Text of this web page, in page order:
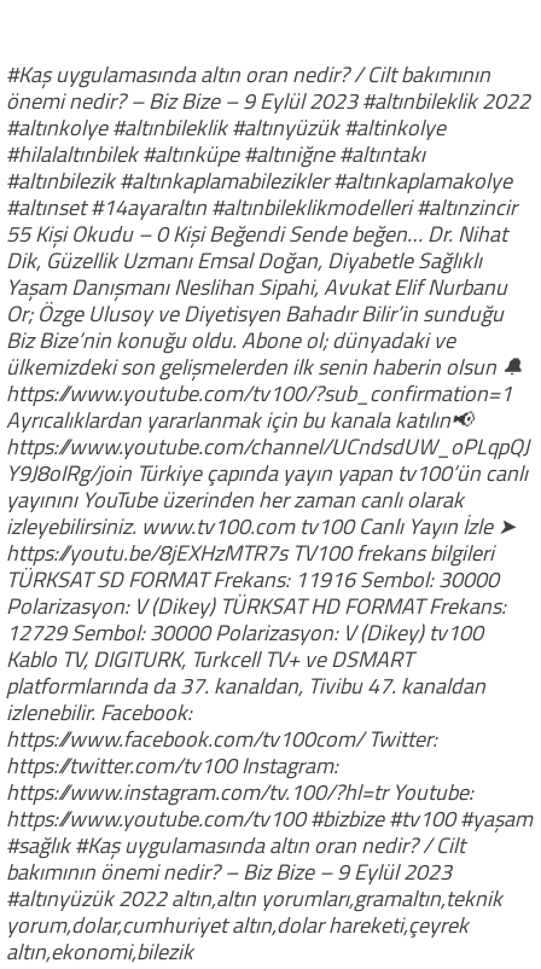
#Kaş uygulamasında altın oran nedir? / Cilt bakımının
önemi nedir? – Biz Bize – 9 Eylül 2023 #altınbileklik 2022
#altınkolye #altınbileklik #altınyüzük #altinkolye
#hilalaltınbilek #altınküpe #altıniğne #altıntakı
#altınbilezik #altınkaplamabilezikler #altınkaplamakolye
#altınset #14ayaraltın #altınbileklikmodelleri #altınzincir
55 Kişi Okudu – 0 Kişi Beğendi Sende beğen… Dr. Nihat
Dik, Güzellik Uzmanı Emsal Doğan, Diyabetle Sağlıklı
Yaşam Danışmanı Neslihan Sipahi, Avukat Elif Nurbanu
Or; Özge Ulusoy ve Diyetisyen Bahadır Bilir’in sunduğu
Biz Bize’nin konuğu oldu. Abone ol; dünyadaki ve
ülkemizdeki son gelişmelerden ilk senin haberin olsun 🔔
https://www.youtube.com/tv100/?sub_confirmation=1
Ayrıcalıklardan yararlanmak için bu kanala katılın📢
https://www.youtube.com/channel/UCndsdUW_oPLqpQJ
Y9J8oIRg/join Türkiye çapında yayın yapan tv100’ün canlı
yayınını YouTube üzerinden her zaman canlı olarak
izleyebilirsiniz. www.tv100.com tv100 Canlı Yayın İzle ➤
https://youtu.be/8jEXHzMTR7s TV100 frekans bilgileri
TÜRKSAT SD FORMAT Frekans: 11916 Sembol: 30000
Polarizasyon: V (Dikey) TÜRKSAT HD FORMAT Frekans:
12729 Sembol: 30000 Polarizasyon: V (Dikey) tv100
Kablo TV, DIGITURK, Turkcell TV+ ve DSMART
platformlarında da 37. kanaldan, Tivibu 47. kanaldan
izlenebilir. Facebook:
https://www.facebook.com/tv100com/ Twitter:
https://twitter.com/tv100 Instagram:
https://www.instagram.com/tv.100/?hl=tr Youtube:
https://www.youtube.com/tv100 #bizbize #tv100 #yaşam
#sağlık #Kaş uygulamasında altın oran nedir? / Cilt
bakımının önemi nedir? – Biz Bize – 9 Eylül 2023
#altınyüzük 2022 altın,altın yorumları,gramaltın,teknik
yorum,dolar,cumhuriyet altın,dolar hareketi,çeyrek
altın,ekonomi,bilezik